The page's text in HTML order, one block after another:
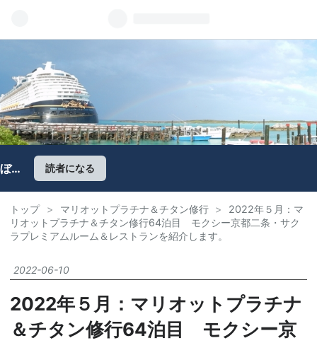
ぼち
log
“sa
歩“
読者になる
トップ > マリオットプラチナ＆チタン修行 >
2022年５月：マ
リオットプラチナ＆チタン修行64泊目 モクシー京都二条・サク
ラプレミアムルーム＆レストランを紹介します。
2022-06-10
2022年５月：マリオットプラチナ
＆チタン修行64泊目 モクシー京